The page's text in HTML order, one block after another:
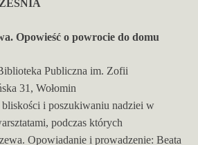
Opowieść o powrocie do domu
Publiczna im. Zofii
31, Wołomin
i poszukiwaniu nadziei w
podczas których
Opowiadanie i prowadzenie: Beata